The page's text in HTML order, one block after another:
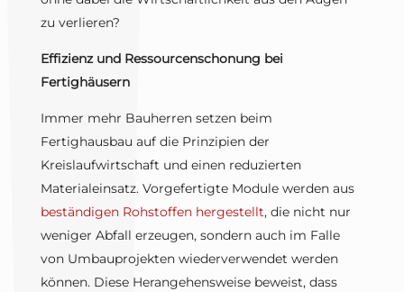
zu verlieren?
Effizienz und Ressourcenschonung bei
Fertighäusern
Immer mehr Bauherren setzen beim
Fertighausbau auf die Prinzipien der
Kreislaufwirtschaft und einen reduzierten
Materialeinsatz. Vorgefertigte Module werden aus
beständigen Rohstoffen hergestellt, die nicht nur
weniger Abfall erzeugen, sondern auch im Falle
von Umbauprojekten wiederverwendet werden
können. Diese Herangehensweise beweist, dass